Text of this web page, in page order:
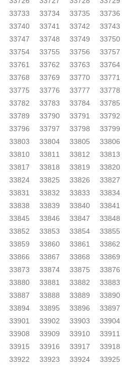
33733 33734 33735
33736
33740 33741 33742
33743
33747 33748 33749
33750
33754 33755 33756
33757
33761 33762 33763
33764
33768 33769 33770
33771
33775 33776 33777
33778
33782 33783 33784
33785
33789 33790 33791
33792
33796 33797 33798
33799
33803 33804 33805
33806
33810 33811 33812
33813
33817 33818 33819
33820
33824 33825 33826
33827
33831 33832 33833
33834
33838 33839 33840
33841
33845 33846 33847
33848
33852 33853 33854
33855
33859 33860 33861
33862
33866 33867 33868
33869
33873 33874 33875
33876
33880 33881 33882
33883
33887 33888 33889
33890
33894 33895 33896
33897
33901 33902 33903
33904
33908 33909 33910
33911
33915 33916 33917
33918
33922 33923 33924
33925